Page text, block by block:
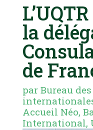
la
de
par Bureau
Accueil Néo,
International,